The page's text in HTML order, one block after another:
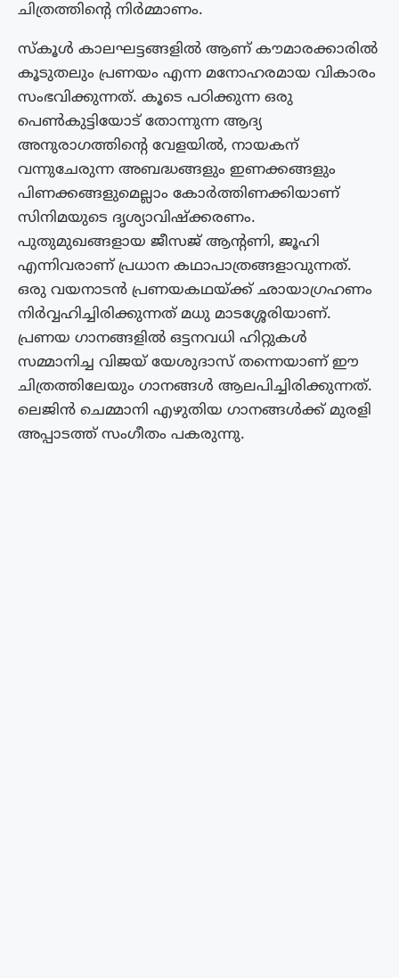
ചിത്രത്തിൻ്റെ നിർമ്മാണം.
സ്കൂൾ കാലഘട്ടങ്ങളിൽ ആണ് കൗമാരക്കാരിൽ
കൂടുതലും പ്രണയം എന്ന മനോഹരമായ വികാരം
സംഭവിക്കുന്നത്. കൂടെ പഠിക്കുന്ന ഒരു
പെണ്‍കുട്ടിയോട് തോന്നുന്ന ആദ്യ
അനുരാഗത്തിന്റെ വേളയില്‍, നായകന്
വന്നുചേരുന്ന അബദ്ധങ്ങളും ഇണക്കങ്ങളും
പിണക്കങ്ങളുമെല്ലാം കോര്‍ത്തിണക്കിയാണ്
സിനിമയുടെ ദൃശ്യാവിഷ്ക്കരണം.
പുതുമുഖങ്ങളായ ജീസജ് ആന്റണി, ജൂഹി
എന്നിവരാണ് പ്രധാന കഥാപാത്രങ്ങളാവുന്നത്.
ഒരു വയനാടന്‍ പ്രണയകഥയ്ക്ക് ഛായാഗ്രഹണം
നിര്‍വ്വഹിച്ചിരിക്കുന്നത് മധു മാടശ്ശേരിയാണ്.
പ്രണയ ഗാനങ്ങളിൽ ഒട്ടനവധി ഹിറ്റുകൾ
സമ്മാനിച്ച വിജയ് യേശുദാസ് തന്നെയാണ് ഈ
ചിത്രത്തിലേയും ഗാനങ്ങൾ ആലപിച്ചിരിക്കുന്നത്.
ലെജിന്‍ ചെമ്മാനി എഴുതിയ ഗാനങ്ങള്‍ക്ക് മുരളി
അപ്പാടത്ത് സംഗീതം പകരുന്നു.